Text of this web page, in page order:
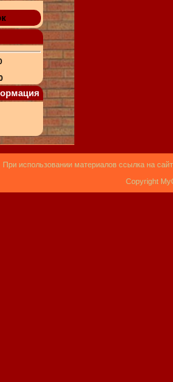
При использовании материалов ссылка на
Copyright